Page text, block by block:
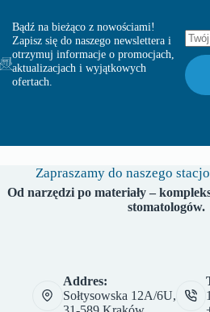
Bądź na bieżąco z nowościami!
Zapisz się do naszego newslettera i
otrzymuj informacje o promocjach,
aktualizacjach i wyjątkowych
ofertach.
Zapraszamy do naszego
Od narzędzi po materiały –
stomatologów.
Addres:
Sołtysowska 12A/6U,